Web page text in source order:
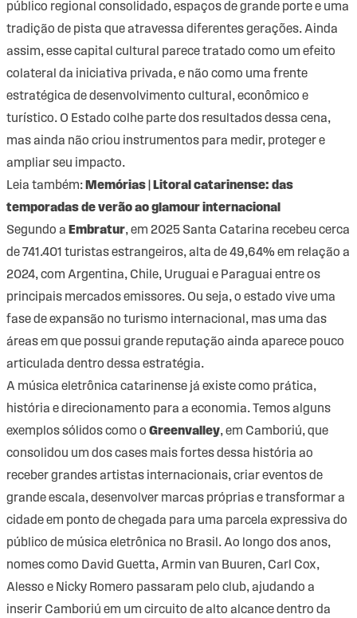
público regional consolidado, espaços de grande porte e uma
tradição de pista que atravessa diferentes gerações. Ainda
assim, esse capital cultural parece tratado como um efeito
colateral da iniciativa privada, e não como uma frente
estratégica de desenvolvimento cultural, econômico e
turístico. O Estado colhe parte dos resultados dessa cena,
mas ainda não criou instrumentos para medir, proteger e
ampliar seu impacto.
Leia também: Memórias | Litoral catarinense: das
temporadas de verão ao glamour internacional
Segundo a Embratur, em 2025 Santa Catarina recebeu cerca
de 741.401 turistas estrangeiros, alta de 49,64% em relação a
2024, com Argentina, Chile, Uruguai e Paraguai entre os
principais mercados emissores. Ou seja, o estado vive uma
fase de expansão no turismo internacional, mas uma das
áreas em que possui grande reputação ainda aparece pouco
articulada dentro dessa estratégia.
A música eletrônica catarinense já existe como prática,
história e direcionamento para a economia. Temos alguns
exemplos sólidos como o Greenvalley, em Camboriú, que
consolidou um dos cases mais fortes dessa história ao
receber grandes artistas internacionais, criar eventos de
grande escala, desenvolver marcas próprias e transformar a
cidade em ponto de chegada para uma parcela expressiva do
público de música eletrônica no Brasil. Ao longo dos anos,
nomes como David Guetta, Armin van Buuren, Carl Cox,
Alesso e Nicky Romero passaram pelo club, ajudando a
inserir Camboriú em um circuito de alto alcance dentro da